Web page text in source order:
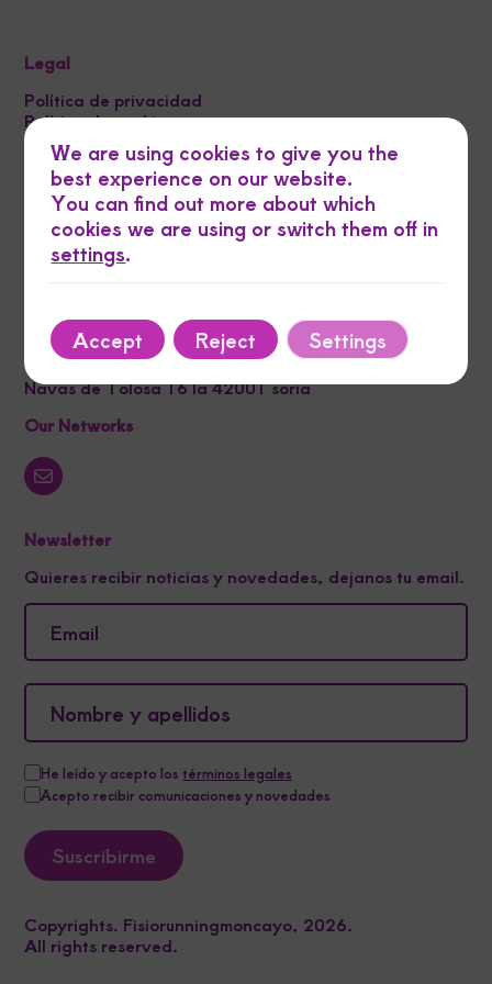
Legal
Política de privacidad
Política de cookies
Aviso legal
Política de Envíos y Devoluciones
Phone
Address
Navas de Tolosa 16 la 42001 soria
Our Networks
Newsletter
Quieres recibir noticias y novedades, dejanos tu email.
He leído y acepto los términos legales
Acepto recibir comunicaciones y novedades
Copyrights. Fisiorunningmoncayo, 2026.
All rights reserved.
We are using cookies to give you the
best experience on our website.
You can find out more about which
cookies we are using or switch them off in
settings.
Accept Reject Settings